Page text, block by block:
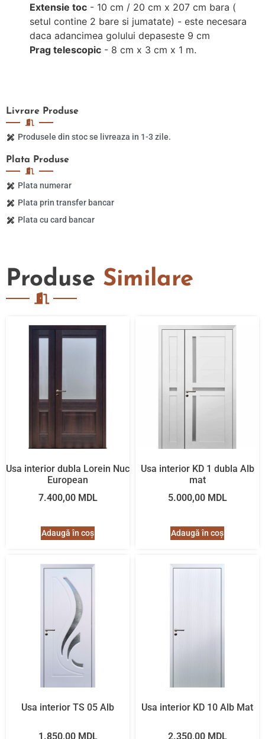
Extensie toc - 10 cm / 20 cm x 207 cm bara (
setul contine 2 bare si jumatate) - este necesara
daca adancimea golului depaseste 9 cm
Prag telescopic - 8 cm x 3 cm x 1 m.
Plata Produse
Plata numerar
Plata prin transfer bancar
Plata cu card bancar
Livrare Produse
Produsele din stoc se livreaza in 1-3 zile.
Produse Similare
Usa interior dubla Lorein Nuc
European
7.400,00 MDL
Adaugă în coș
Usa interior KD 1 dubla Alb
mat
5.000,00 MDL
Adaugă în coș
Usa interior TS 05 Alb
1.850,00 MDL
Usa interior KD 10 Alb Mat
2.350,00 MDL